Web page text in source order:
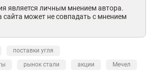
является личным мнением автора.
сайта может не совпадать с мнением
поставки угля
рынок стали акции
Мечел